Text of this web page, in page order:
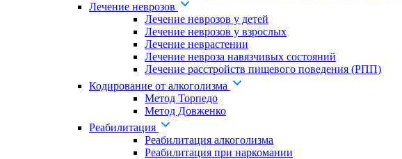
Лечение неврозов
Лечение неврозов у детей
Лечение неврозов у взрослых
Лечение неврастении
Лечение невроза навязчивых состояний
Лечение расстройств пищевого поведения (РПП)
Кодирование от алкоголизма
Метод Торпедо
Метод Довженко
Реабилитация
Реабилитация алкоголизма
Реабилитация при наркомании